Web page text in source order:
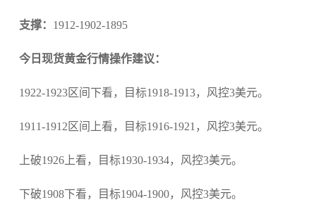
支撑： 1912-1902-1895
今日现货黄金行情操作建议：
1922-1923区间下看，目标1918-1913，风控3美元。
1911-1912区间上看，目标1916-1921，风控3美元。
上破1926上看，目标1930-1934，风控3美元。
下破1908下看，目标1904-1900，风控3美元。